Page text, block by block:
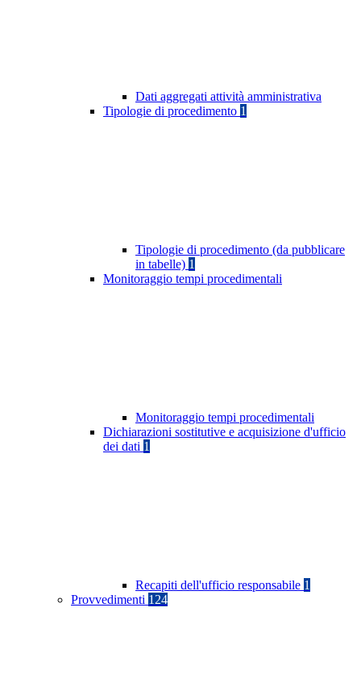
Dati aggregati attività amministrativa
Tipologie di procedimento 1
Tipologie di procedimento (da pubblicare
in tabelle) 1
Monitoraggio tempi procedimentali
Monitoraggio tempi procedimentali
Dichiarazioni sostitutive e acquisizione d'ufficio
dei dati 1
Recapiti dell'ufficio responsabile 1
Provvedimenti 124